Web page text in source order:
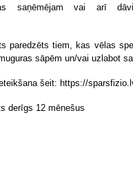
saņēmējam vai arī
paredzēts tiem, kas vēlas
sāpēm un/vai uzlabot
šeit: https://
derīgs 12 mēnešus